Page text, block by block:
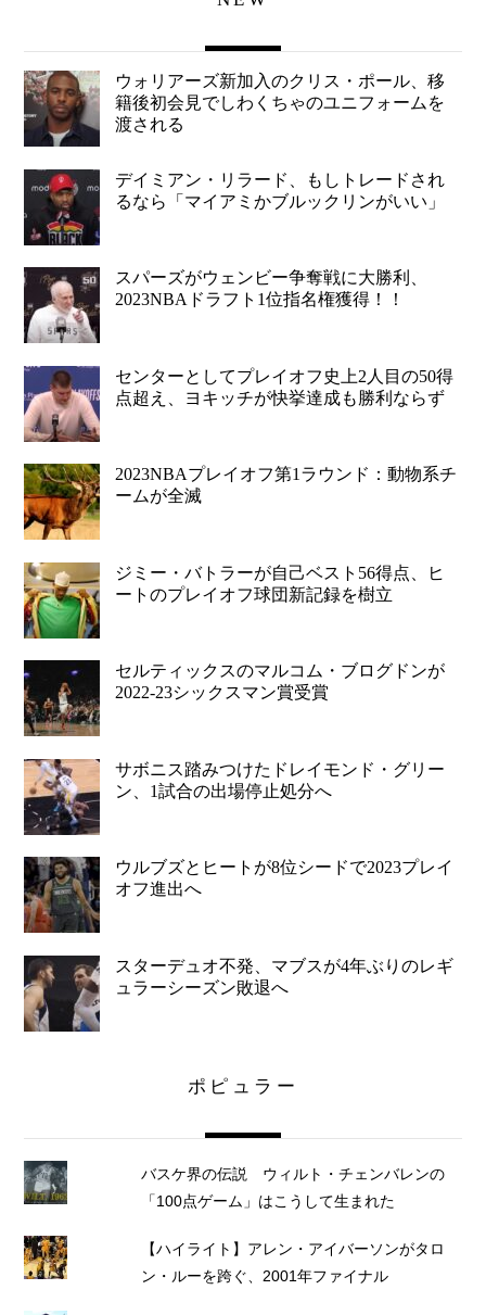
ウォリアーズ新加入のクリス・ポール、移
籍後初会見でしわくちゃのユニフォームを
渡される
デイミアン・リラード、もしトレードされ
るなら「マイアミかブルックリンがいい」
スパーズがウェンビー争奪戦に大勝利、
2023NBAドラフト1位指名権獲得！！
センターとしてプレイオフ史上2人目の50得
点超え、ヨキッチが快挙達成も勝利ならず
2023NBAプレイオフ第1ラウンド：動物系チ
ームが全滅
ジミー・バトラーが自己ベスト56得点、ヒ
ートのプレイオフ球団新記録を樹立
セルティックスのマルコム・ブログドンが
2022-23シックスマン賞受賞
サボニス踏みつけたドレイモンド・グリー
ン、1試合の出場停止処分へ
ウルブズとヒートが8位シードで2023プレイ
オフ進出へ
スターデュオ不発、マブスが4年ぶりのレギ
ュラーシーズン敗退へ
ポピュラー
バスケ界の伝説 ウィルト・チェンバレンの
「100点ゲーム」はこうして生まれた
【ハイライト】アレン・アイバーソンがタロ
ン・ルーを跨ぐ、2001年ファイナル